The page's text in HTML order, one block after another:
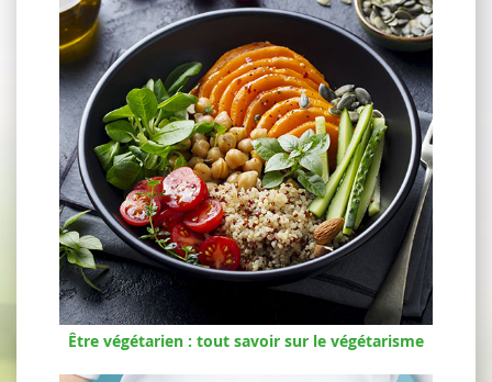
Être végétarien : tout savoir sur le végétarisme